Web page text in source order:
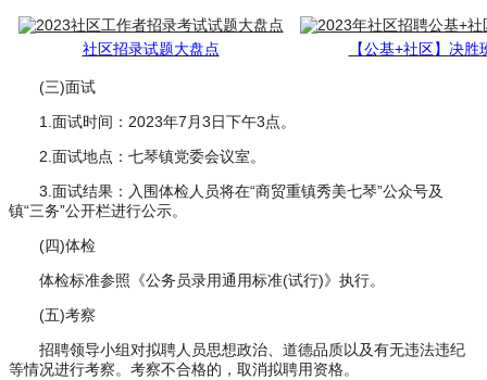
社区招录试题大盘点 【公基+社区】决胜
(三)面试
1.面试时间：2023年7月3日下午3点。
2.面试地点：七琴镇党委会议室。
3.面试结果：入围体检人员将在“商贸重镇秀美七琴”公众号及
镇“三务”公开栏进行公示。
(四)体检
体检标准参照《公务员录用通用标准(试行)》执行。
(五)考察
招聘领导小组对拟聘人员思想政治、道德品质以及有无违法违纪
等情况进行考察。考察不合格的，取消拟聘用资格。